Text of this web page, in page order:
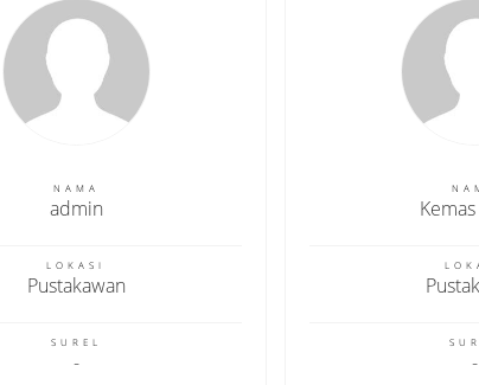
NAMA
admin
LOKASI
Pustakawan
SUREL